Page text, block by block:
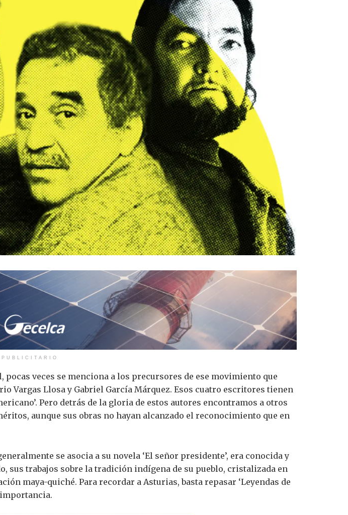
veces se menciona a los precursores de ese movimiento que
Vargas Llosa y Gabriel García Márquez. Esos cuatro escritores tienen
Pero detrás de la gloria de estos autores encontramos a otros
aunque sus obras no hayan alcanzado el reconocimiento que en
se asocia a su novela ‘El señor presidente’, era conocida y
sus trabajos sobre la tradición indígena de su pueblo, cristalizada en
maya-quiché. Para recordar a Asturias, basta repasar ‘Leyendas de
importancia.